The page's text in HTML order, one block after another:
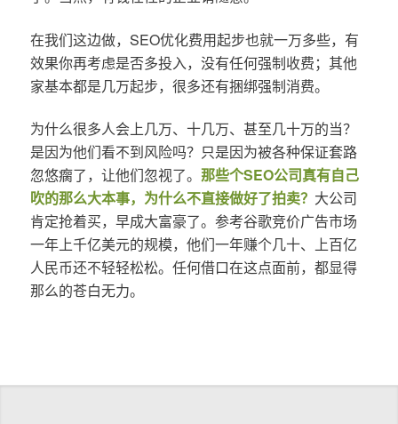
在我们这边做，SEO优化费用起步也就一万多些，有
效果你再考虑是否多投入，没有任何强制收费；其他
家基本都是几万起步，很多还有捆绑强制消费。
为什么很多人会上几万、十几万、甚至几十万的当？
是因为他们看不到风险吗？只是因为被各种保证套路
忽悠瘸了，让他们忽视了。 那些个SEO公司真有自己
吹的那么大本事，为什么不直接做好了拍卖？ 大公司
肯定抢着买，早成大富豪了。参考谷歌竞价广告市场
一年上千亿美元的规模，他们一年赚个几十、上百亿
人民币还不轻轻松松。任何借口在这点面前，都显得
那么的苍白无力。